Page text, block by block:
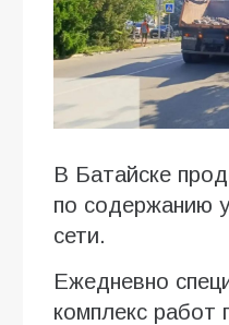
В Батайске
по содержанию
сети.
Ежедневно
комплекс работ